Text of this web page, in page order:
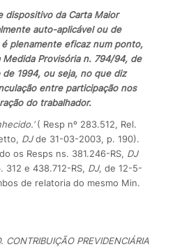
dispositivo da Carta Maior
auto-aplicável ou de
plenamente eficaz num ponto,
Medida Provisória n. 794/94, de
1994, ou seja, no que diz
entre participação nos
do trabalhador.
( Resp nº 283.512, Rel.
DJde 31-03-2003, p. 190).
os Resps ns. 381.246-RS, DJ
e 438.712-RS, DJ, de 12-5-
de relatoria do mesmo Min.
CONTRIBUIÇÃO PREVIDENCIÁRIA